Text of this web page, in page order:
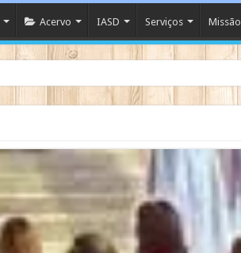
Acervo IASD Serviços Missão